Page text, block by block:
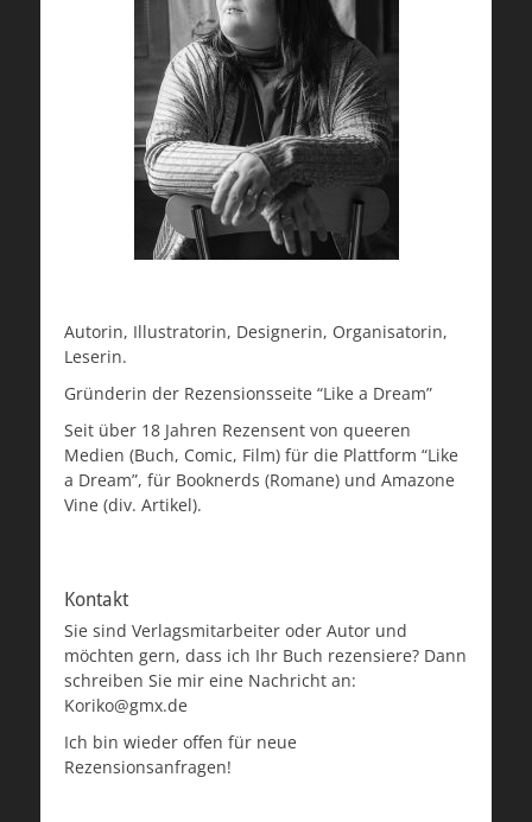
Autorin, Illustratorin, Designerin, Organisatorin,
Leserin.
Gründerin der Rezensionsseite “Like a Dream”
Seit über 18 Jahren Rezensent von queeren
Medien (Buch, Comic, Film) für die Plattform “Like
a Dream”, für Booknerds (Romane) und Amazone
Vine (div. Artikel).
Kontakt
Sie sind Verlagsmitarbeiter oder Autor und
möchten gern, dass ich Ihr Buch rezensiere? Dann
schreiben Sie mir eine Nachricht an:
Koriko@gmx.de
Ich bin wieder offen für neue
Rezensionsanfragen!